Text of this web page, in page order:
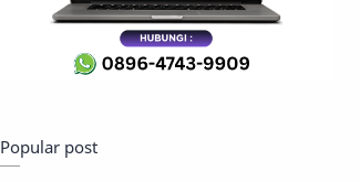
Popular post